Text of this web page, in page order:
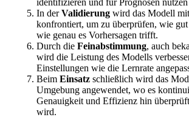
In derValidierung wird das Modell
konfrontiert, um zu überprüfen, wie gut
wie genau es Vorhersagen trifft.
Durch die Feinabstimmung, auch
wird die Leistung des Modells
Einstellungen wie die Lernrate
Beim Einsatz schließlich wird das
Umgebung angewendet, wo es
Genauigkeit und Effizienz hin
wird.